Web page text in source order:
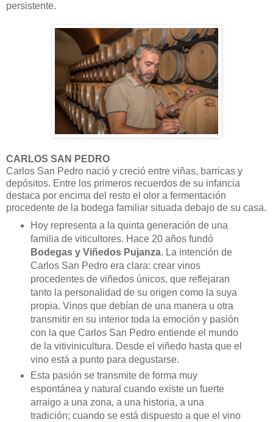
persistente.
CARLOS SAN PEDRO
Carlos San Pedro nació y creció entre viñas, barricas y
depósitos. Entre los primeros recuerdos de su infancia
destaca por encima del resto el olor a fermentación
procedente de la bodega familiar situada debajo de su casa.
Hoy representa a la quinta generación de una
familia de viticultores. Hace 20 años fundó
Bodegas y Viñedos Pujanza. La intención de
Carlos San Pedro era clara: crear vinos
procedentes de viñedos únicos, que reflejaran
tanto la personalidad de su origen como la suya
propia. Vinos que debían de una manera u otra
transmitir en su interior toda la emoción y pasión
con la que Carlos San Pedro entiende el mundo
de la vitivinicultura. Desde el viñedo hasta que el
vino está a punto para degustarse.
Esta pasión se transmite de forma muy
espontánea y natural cuando existe un fuerte
arraigo a una zona, a una historia, a una
tradición; cuando se está dispuesto a que el vino